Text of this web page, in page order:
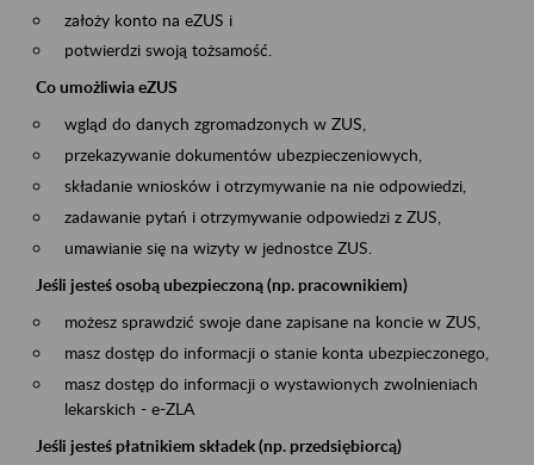
założy konto na eZUS i
potwierdzi swoją tożsamość.
Co umożliwia eZUS
wgląd do danych zgromadzonych w ZUS,
przekazywanie dokumentów ubezpieczeniowych,
składanie wniosków i otrzymywanie na nie odpowiedzi,
zadawanie pytań i otrzymywanie odpowiedzi z ZUS,
umawianie się na wizyty w jednostce ZUS.
Jeśli jesteś osobą ubezpieczoną (np. pracownikiem)
możesz sprawdzić swoje dane zapisane na koncie w ZUS,
masz dostęp do informacji o stanie konta ubezpieczonego,
masz dostęp do informacji o wystawionych zwolnieniach
lekarskich - e-ZLA
Jeśli jesteś płatnikiem składek (np. przedsiębiorcą)